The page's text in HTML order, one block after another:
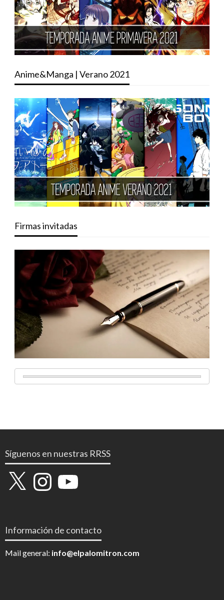
Anime&Manga | Verano 2021
Firmas invitadas
Síguenos en nuestras RRSS
X InstagramYouTube
Información de contacto
Mail general: info@elpalomitron.com